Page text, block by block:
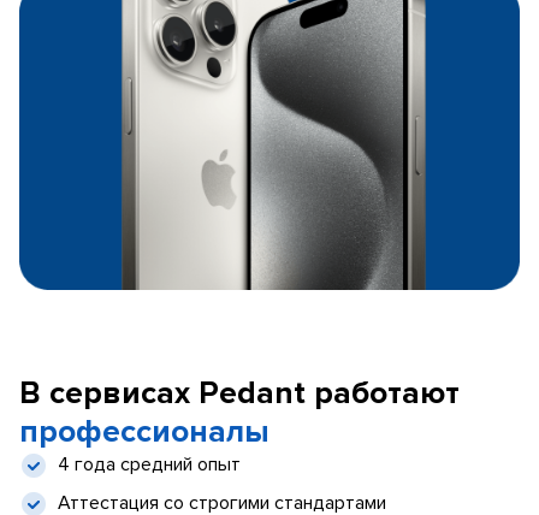
В сервисах Pedant работают
профессионалы
4 года средний опыт
Аттестация со строгими стандартами